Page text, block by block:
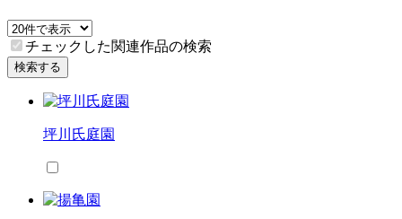
チェックした関連作品の検索
検索する
坪川氏庭園